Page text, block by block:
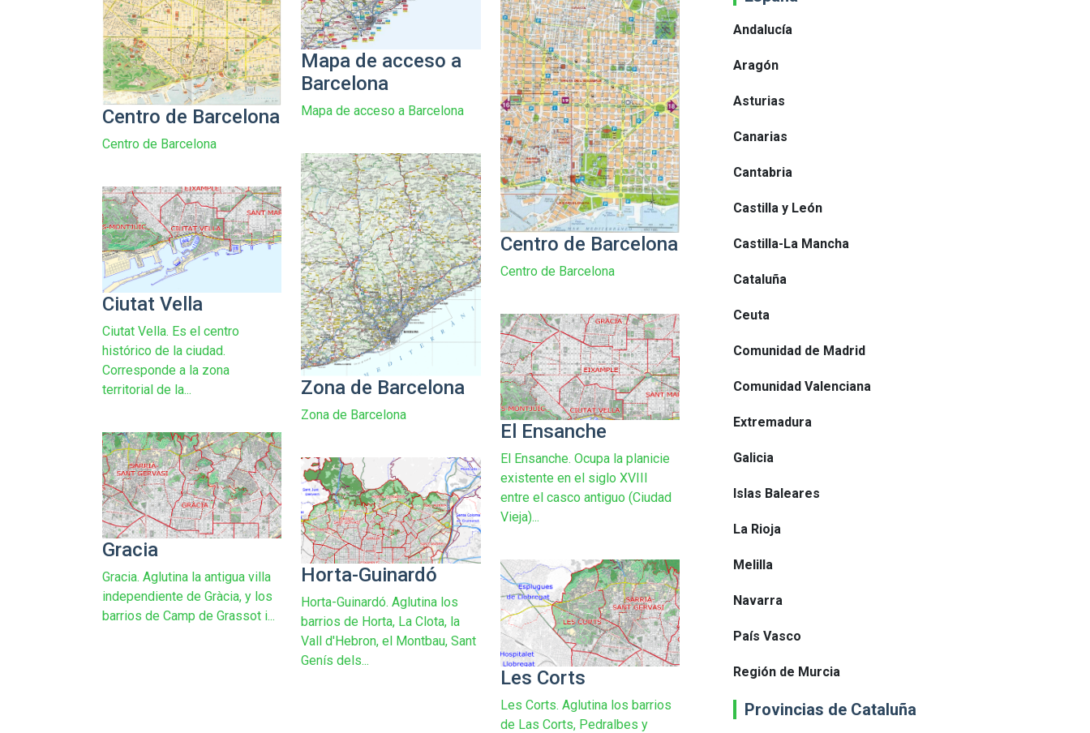
Mapa de acceso a
Barcelona
Mapa de acceso a Barcelona
Centro de Barcelona
Centro de Barcelona
Centro de Barcelona
Centro de Barcelona
Zona de Barcelona
Zona de Barcelona
Ciutat Vella
Ciutat Vella. Es el centro
histórico de la ciudad.
Corresponde a la zona
territorial de la...
El Ensanche
El Ensanche. Ocupa la planicie
existente en el siglo XVIII
entre el casco antiguo (Ciudad
Vieja)...
Gracia
Gracia. Aglutina la antigua villa
independiente de Gràcia, y los
barrios de Camp de Grassot i...
Horta-Guinardó
Horta-Guinardó. Aglutina los
barrios de Horta, La Clota, la
Vall d'Hebron, el Montbau, Sant
Genís dels...
Les Corts
Les Corts. Aglutina los barrios
de Las Corts, Pedralbes y
Andalucía
Aragón
Asturias
Canarias
Cantabria
Castilla y León
Castilla-La Mancha
Cataluña
Ceuta
Comunidad de Madrid
Comunidad Valenciana
Extremadura
Galicia
Islas Baleares
La Rioja
Melilla
Navarra
País Vasco
Región de Murcia
Provincias de Cataluña